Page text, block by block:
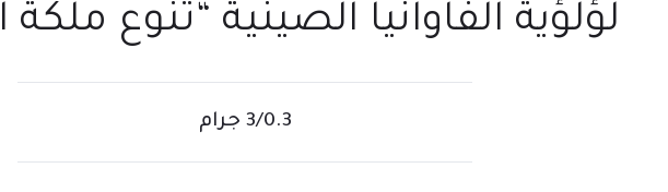
لؤلؤية الفاوانيا الصينية “تنوع
3/0.3 جرام